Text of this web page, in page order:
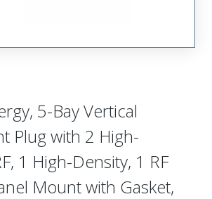
5-Bay Vertical
Plug with 2 High-
1 High-Density, 1 RF
Mount with Gasket,